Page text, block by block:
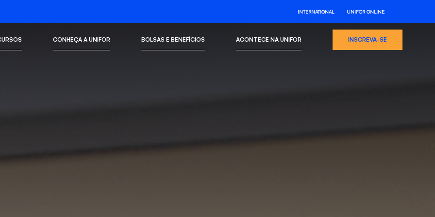
INTERNATIONAL UNIFOR ONLINE
CONHEÇA A UNIFOR BOLSAS E BENEFÍCIOS ACONTECE NA UNIFOR INSCREVA-SE